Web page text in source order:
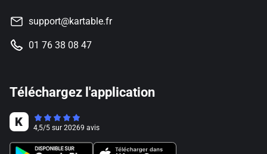
support@kartable.fr
01 76 38 08 47
Téléchargez l'application
4,5/5 sur 20269 avis